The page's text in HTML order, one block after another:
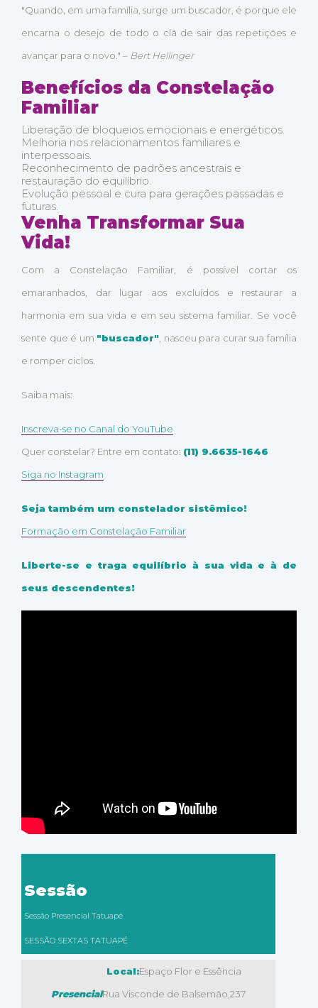
"Quando, em uma família, surge um buscador, é porque ele
encarna o desejo de todo o clã de sair das repetições e
avançar para o novo." – Bert Hellinger
Benefícios da Constelação
Familiar
Liberação de bloqueios emocionais e energéticos.
Melhoria nos relacionamentos familiares e
interpessoais.
Reconhecimento de padrões ancestrais e
restauração do equilíbrio.
Evolução pessoal e cura para gerações passadas e
futuras.
Venha Transformar Sua
Vida!
Com a Constelação Familiar, é possível cortar os
emaranhados, dar lugar aos excluídos e restaurar a
harmonia em sua vida e em seu sistema familiar. Se você
sente que é um "buscador" , nasceu para curar sua família
e romper ciclos.
Saiba mais:
Inscreva-se no Canal do YouTube
Quer constelar? Entre em contato: (11) 9.6635-1646
Siga no Instagram
Seja também um constelador sistêmico!
Formação em Constelação Familiar
Liberte-se e traga equilíbrio à sua vida e à de
seus descendentes!
Sessão
Sessão Presencial Tatuapé
SESSÃO SEXTAS TATUAPÉ
Presencial
Local:Espaço Flor e Essência
Rua Visconde de Balsemão,237